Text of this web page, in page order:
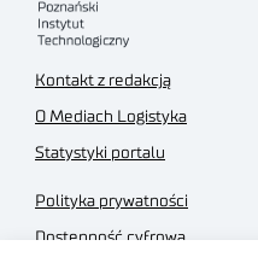
Kontakt z redakcją
O Mediach Logistyka
Statystyki portalu
Polityka prywatności
Dostępność cyfrowa